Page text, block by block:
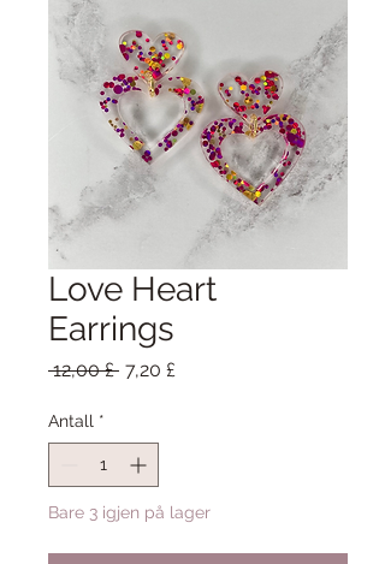
Love Heart
Earrings
12,00 £ Vanlig
7,20 £
Antall *
Bare 3 igjen på lager